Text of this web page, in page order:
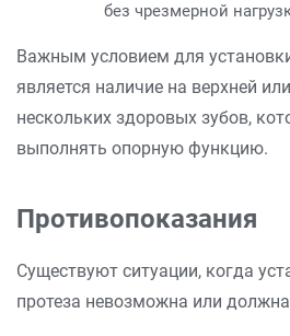
без чрезмерной
Важным условием для
является наличие на верхней
нескольких здоровых зубов,
выполнять опорную функцию.
Противопоказания
Существуют ситуации, когда
протеза невозможна или